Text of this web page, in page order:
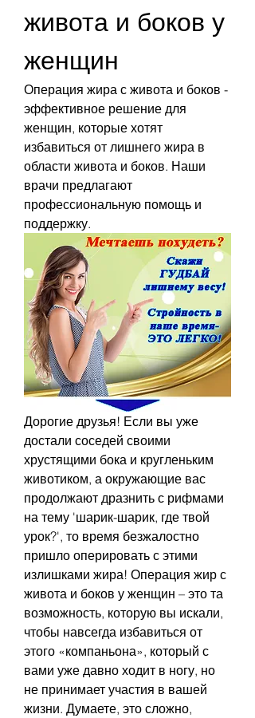
живота и боков у
женщин
Операция жира с живота и боков -
эффективное решение для
женщин, которые хотят
избавиться от лишнего жира в
области живота и боков. Наши
врачи предлагают
профессиональную помощь и
поддержку.
Дорогие друзья! Если вы уже
достали соседей своими
хрустящими бока и кругленьким
животиком, а окружающие вас
продолжают дразнить с рифмами
на тему 'шарик-шарик, где твой
урок?', то время безжалостно
пришло оперировать с этими
излишками жира! Операция жир с
живота и боков у женщин – это та
возможность, которую вы искали,
чтобы навсегда избавиться от
этого «компаньона», который с
вами уже давно ходит в ногу, но
не принимает участия в вашей
жизни. Думаете, это сложно,